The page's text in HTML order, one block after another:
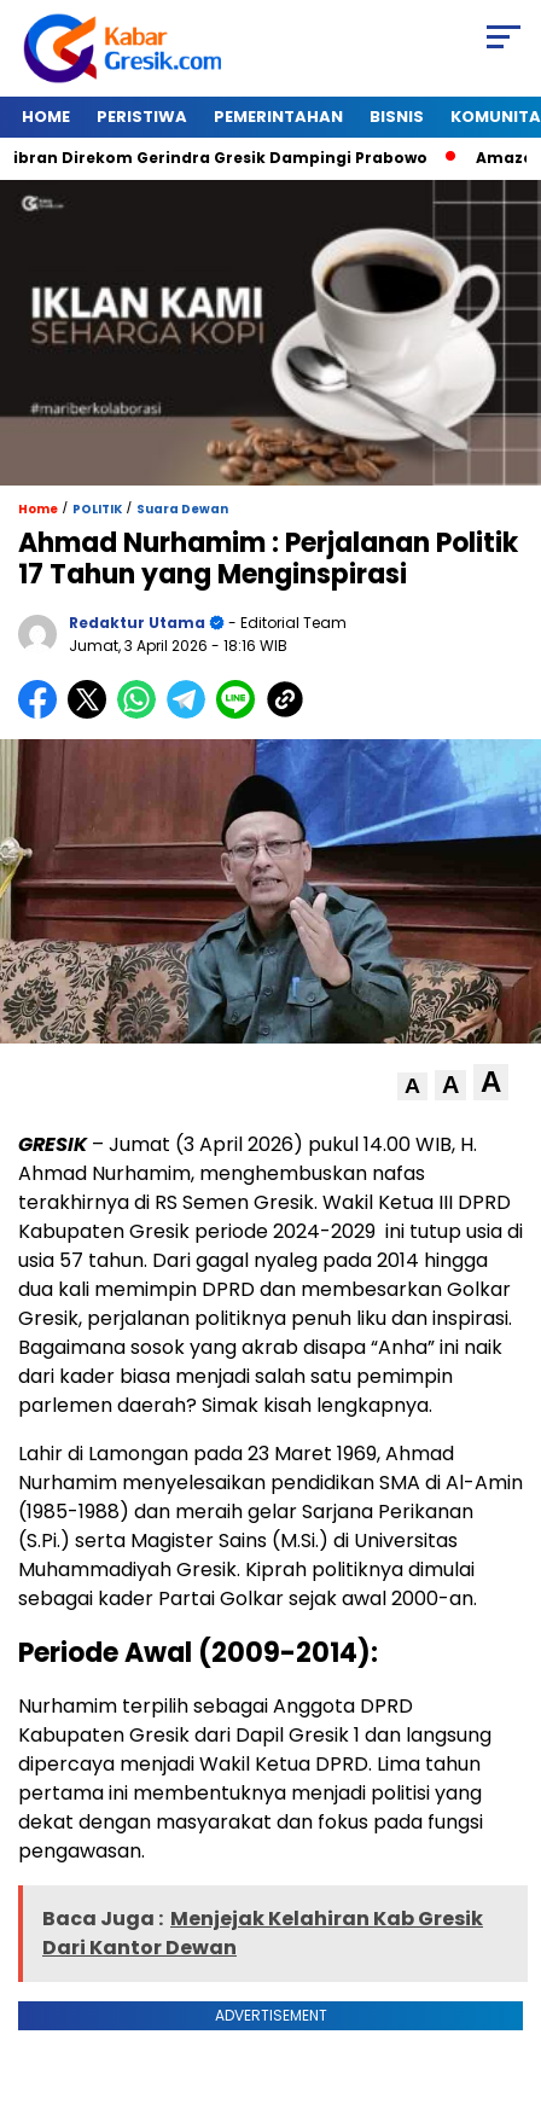
HOME PERISTIWA PEMERINTAHAN BISNIS
Direkom Gerindra Gresik Dampingi Prabowo Amazon
Home / POLITIK / Suara Dewan
Ahmad Nurhamim : Perjalanan Politik
17 Tahun yang Menginspirasi
Redaktur Utama
- Editorial Team
Jumat, 3 April 2026 - 18:16 WIB
A A A
GRESIK– Jumat (3 April 2026) pukul 14.00 WIB, H.
Ahmad Nurhamim, menghembuskan nafas
terakhirnya di RS Semen Gresik. Wakil Ketua III DPRD
Kabupaten Gresik periode 2024-2029 ini tutup usia di
usia 57 tahun. Dari gagal nyaleg pada 2014 hingga
dua kali memimpin DPRD dan membesarkan Golkar
Gresik, perjalanan politiknya penuh liku dan inspirasi.
Bagaimana sosok yang akrab disapa “Anha” ini naik
dari kader biasa menjadi salah satu pemimpin
parlemen daerah? Simak kisah lengkapnya.
Lahir di Lamongan pada 23 Maret 1969, Ahmad
Nurhamim menyelesaikan pendidikan SMA di Al-Amin
(1985-1988) dan meraih gelar Sarjana Perikanan
(S.Pi.) serta Magister Sains (M.Si.) di Universitas
Muhammadiyah Gresik. Kiprah politiknya dimulai
sebagai kader Partai Golkar sejak awal 2000-an.
Periode Awal (2009-2014):
Nurhamim terpilih sebagai Anggota DPRD
Kabupaten Gresik dari Dapil Gresik 1 dan langsung
dipercaya menjadi Wakil Ketua DPRD. Lima tahun
pertama ini membentuknya menjadi politisi yang
dekat dengan masyarakat dan fokus pada fungsi
pengawasan.
Baca Juga : Menjejak Kelahiran Kab Gresik
Dari Kantor Dewan
ADVERTISEMENT